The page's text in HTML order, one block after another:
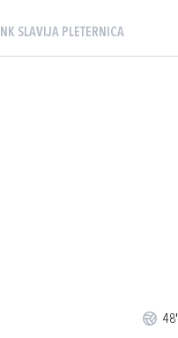
NK SLAVIJA PLETERNICA
48'